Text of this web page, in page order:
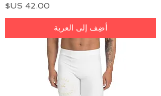
السعر
أضِف إلى العربة